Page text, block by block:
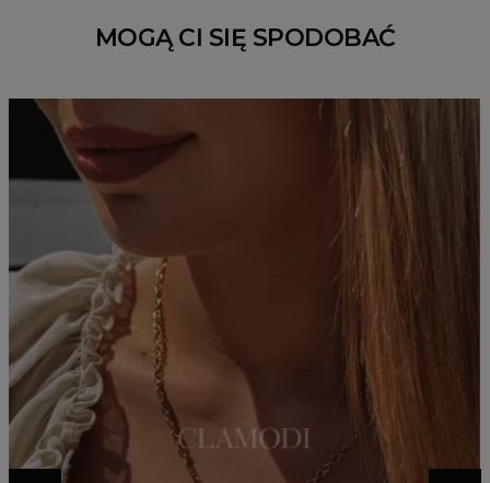
MOGĄ CI SIĘ SPODOBAĆ